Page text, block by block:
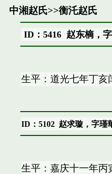
中湘赵氏>>衡汑赵氏
ID：5416 赵东樀，
生平：道光七年丁亥
ID：5102 赵求璇，字瑾
生平：嘉庆十一年丙